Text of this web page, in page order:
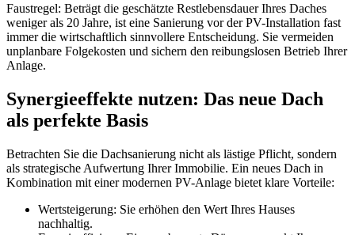
Faustregel: Beträgt die geschätzte Restlebensdauer Ihres Daches
weniger als 20 Jahre, ist eine Sanierung vor der PV-Installation fast
immer die wirtschaftlich sinnvollere Entscheidung. Sie vermeiden
unplanbare Folgekosten und sichern den reibungslosen Betrieb Ihrer
Anlage.
Synergieeffekte nutzen: Das neue Dach
als perfekte Basis
Betrachten Sie die Dachsanierung nicht als lästige Pflicht, sondern
als strategische Aufwertung Ihrer Immobilie. Ein neues Dach in
Kombination mit einer modernen PV-Anlage bietet klare Vorteile:
Wertsteigerung: Sie erhöhen den Wert Ihres Hauses
nachhaltig.